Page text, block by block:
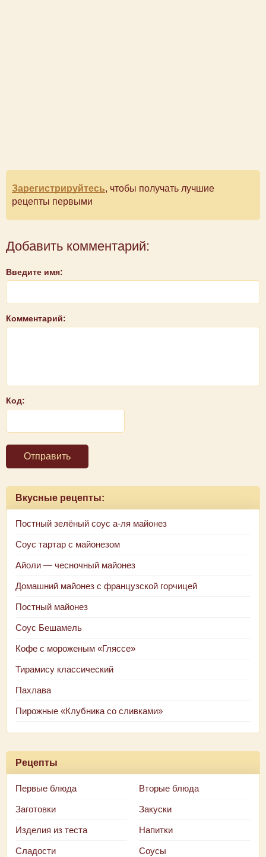
Зарегистрируйтесь, чтобы получать лучшие
рецепты первыми
Добавить комментарий:
Введите имя:
Комментарий:
Код:
Отправить
Вкусные рецепты:
Постный зелёный соус а-ля майонез
Соус тартар с майонезом
Айоли — чесночный майонез
Домашний майонез с французской горчицей
Постный майонез
Соус Бешамель
Кофе с мороженым «Гляссе»
Тирамису классический
Пахлава
Пирожные «Клубника со сливками»
Рецепты
Первые блюда Вторые блюда
Заготовки Закуски
Изделия из теста Напитки
Сладости Соусы